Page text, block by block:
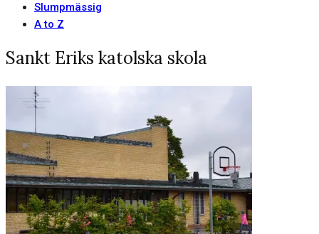
Slumpmässig
A to Z
Sankt Eriks katolska skola